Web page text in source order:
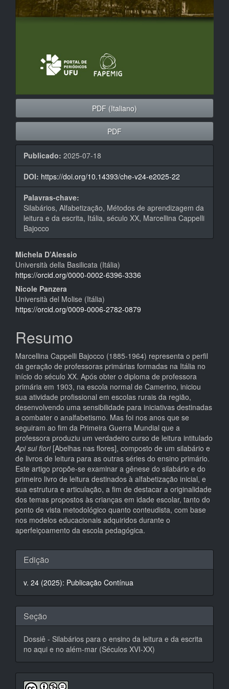
PDF (Italiano)
PDF
Publicado: 2025-07-18
DOI: https://doi.org/10.14393/che-v24-e2025-22
Palavras-chave:
Silabários, Alfabetização, Métodos de aprendizagem da
leitura e da escrita, Itália, século XX, Marcellina Cappelli
Bajocco
Conteúdo
do
artigo
principal
Michela D’Alessio
Università della Basilicata (Itália)
https://orcid.org/0000-0002-6396-3336
Nicole Panzera
Università del Molise (Itália)
https://orcid.org/0009-0006-2782-0879
Resumo
Marcellina Cappelli Bajocco (1885-1964) representa o perfil
da geração de professoras primárias formadas na Itália no
início do século XX. Após obter o diploma de professora
primária em 1903, na escola normal de Camerino, iniciou
sua atividade profissional em escolas rurais da região,
desenvolvendo uma sensibilidade para iniciativas destinadas
a combater o analfabetismo. Mas foi nos anos que se
seguiram ao fim da Primeira Guerra Mundial que a
professora produziu um verdadeiro curso de leitura intitulado
Api sui fiori[Abelhas nas flores], composto de um silabário e
de livros de leitura para as outras séries do ensino primário.
Este artigo propõe-se examinar a gênese do silabário e do
primeiro livro de leitura destinados à alfabetização inicial, e
sua estrutura e articulação, a fim de destacar a originalidade
dos temas propostos às crianças em idade escolar, tanto do
ponto de vista metodológico quanto conteudista, com base
nos modelos educacionais adquiridos durante o
aperfeiçoamento da escola pedagógica.
Detalhes
do
artigo
Edição
v. 24 (2025): Publicação Contínua
Seção
Dossiê - Silabários para o ensino da leitura e da escrita
no aqui e no além-mar (Séculos XVI-XX)